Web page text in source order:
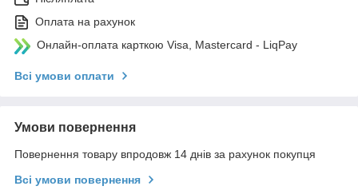
Оплата на рахунок
Онлайн-оплата карткою Visa, Mastercard - LiqPay
Всі умови оплати
Умови повернення
Повернення товару впродовж 14 днів за рахунок покупця
Всі умови повернення